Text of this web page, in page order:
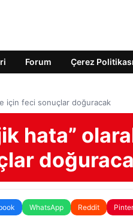
Forum Çerez Politikası
için feci sonuçlar doğuracak
hata”
WhatsApp Reddit